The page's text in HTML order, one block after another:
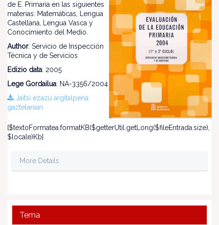
de E. Primaria en las siguientes
materias: Matemáticas, Lengua
Castellana, Lengua Vasca y
Conocimiento del Medio.
Author: Servicio de Inspección
Técnica y de Servicios
Edizio data: 2005
Lege Gordailua: NA-3356/2004
Jaitsi ezazu argitalpena
gaztelanian
[$textoFormatea.formatKB($getterUtil.getLong($fileEntrada.size),
$locale)Kb]
More Details
Tema